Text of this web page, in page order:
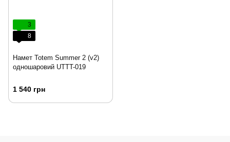
3
8
Намет Totem Summer 2 (v2)
одношаровий UTTT-019
1 540 грн